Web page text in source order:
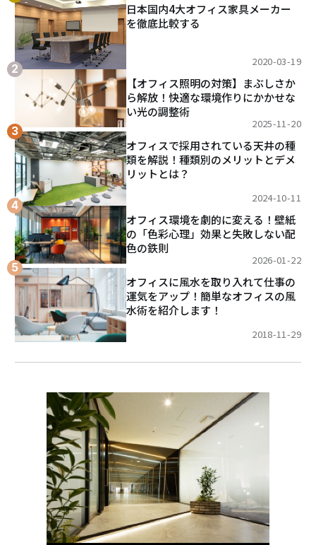
日本国内4大オフィス家具メーカー
を徹底比較する
2020-03-19
【オフィス照明の対策】まぶしさか
ら解放！快適な環境作りにかかせな
い光の調整術
2025-11-20
オフィスで採用されている天井の種
類を解説！種類別のメリットとデメ
リットとは？
2024-10-11
オフィス環境を劇的に変える！壁紙
の「色彩心理」効果と失敗しない配
色の鉄則
2026-01-22
オフィスに風水を取り入れて仕事の
運気をアップ！簡単なオフィスの風
水術を紹介します！
2018-11-29